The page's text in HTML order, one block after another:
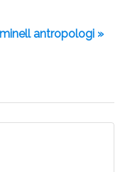
antropologi »